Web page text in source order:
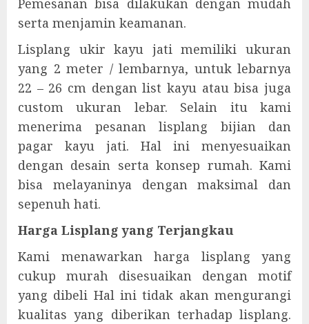
Pemesanan bisa dilakukan dengan mudah
serta menjamin keamanan.
Lisplang ukir kayu jati memiliki ukuran
yang 2 meter / lembarnya, untuk lebarnya
22 – 26 cm dengan list kayu atau bisa juga
custom ukuran lebar. Selain itu kami
menerima pesanan lisplang bijian dan
pagar kayu jati. Hal ini menyesuaikan
dengan desain serta konsep rumah. Kami
bisa melayaninya dengan maksimal dan
sepenuh hati.
Harga Lisplang yang Terjangkau
Kami menawarkan harga lisplang yang
cukup murah disesuaikan dengan motif
yang dibeli Hal ini tidak akan mengurangi
kualitas yang diberikan terhadap lisplang.